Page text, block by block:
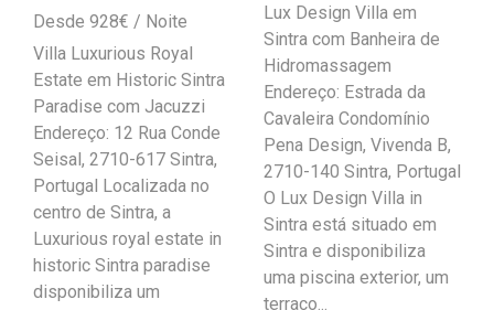
928€
Villa Luxurious Royal
Estate em Historic Sintra
Paradise com Jacuzzi
Endereço: 12 Rua Conde
Seisal, 2710-617 Sintra,
Portugal Localizada no
centro de Sintra, a
Luxurious royal estate in
historic Sintra paradise
disponibiliza um
Lux Design Villa em
Sintra com Banheira de
Hidromassagem
Endereço: Estrada da
Cavaleira Condomínio
Pena Design, Vivenda B,
2710-140 Sintra, Portugal
O Lux Design Villa in
Sintra está situado em
Sintra e disponibiliza
uma piscina exterior, um
terraço...